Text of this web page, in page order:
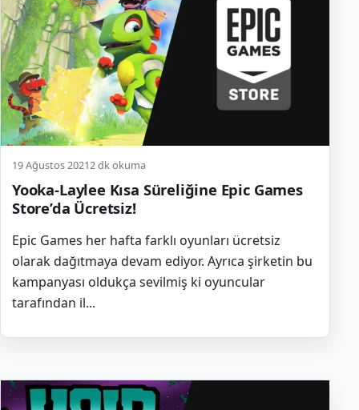
19 Ağustos 20212 dk okuma
Yooka-Laylee Kısa Süreliğine Epic Games
Store’da Ücretsiz!
Epic Games her hafta farklı oyunları ücretsiz
olarak dağıtmaya devam ediyor. Ayrıca şirketin bu
kampanyası oldukça sevilmiş ki oyuncular
tarafından il...